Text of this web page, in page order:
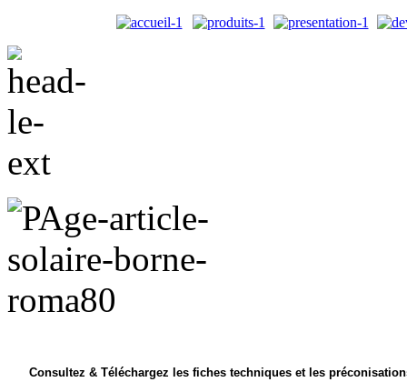
Consultez & Téléchargez les fiches techniques et les